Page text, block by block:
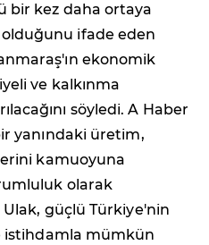
bir kez daha ortaya
ifade eden
ekonomik
ve kalkınma
söyledi. A Haber
yanındaki üretim,
kamuoyuna
olarak
güçlü Türkiye'nin
istihdamla mümkün